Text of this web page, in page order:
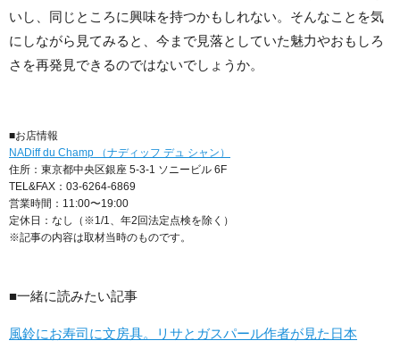
いし、同じところに興味を持つかもしれない。そんなことを気
にしながら見てみると、今まで見落としていた魅力やおもしろ
さを再発見できるのではないでしょうか。
■お店情報
NADiff du Champ （ナディッフ デュ シャン）
住所：東京都中央区銀座 5-3-1 ソニービル 6F
TEL&FAX：03-6264-6869
営業時間：11:00〜19:00
定休日：なし（※1/1、年2回法定点検を除く）
※記事の内容は取材当時のものです。
■一緒に読みたい記事
風鈴にお寿司に文房具。リサとガスパール作者が見た日本